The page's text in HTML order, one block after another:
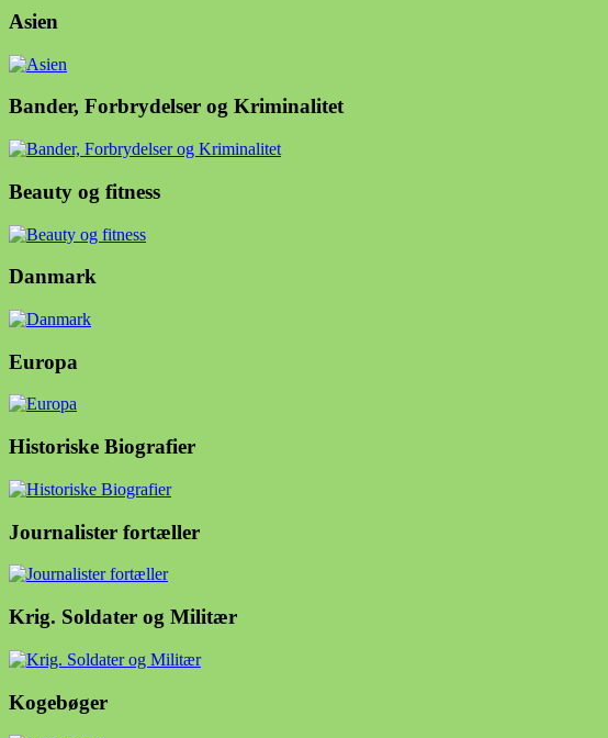
Asien
Bander, Forbrydelser og Kriminalitet
Beauty og fitness
Danmark
Europa
Historiske Biografier
Journalister fortæller
Krig. Soldater og Militær
Kogebøger